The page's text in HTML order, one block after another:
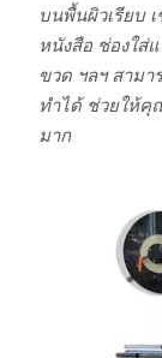
บนพื้นผิวเรียบ
หนังสือ ช่องใส่
ขวด ฯลฯ สาม
ทำได้ ช่วยให้คุ
มาก